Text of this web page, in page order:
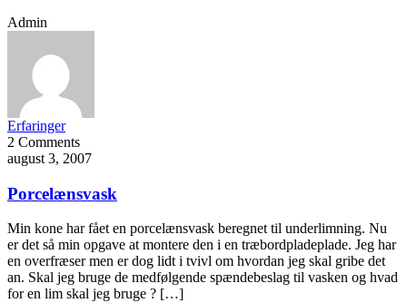
Admin
Erfaringer
2 Comments
august 3, 2007
Porcelænsvask
Min kone har fået en porcelænsvask beregnet til underlimning. Nu
er det så min opgave at montere den i en træbordpladeplade. Jeg har
en overfræser men er dog lidt i tvivl om hvordan jeg skal gribe det
an. Skal jeg bruge de medfølgende spændebeslag til vasken og hvad
for en lim skal jeg bruge ? […]